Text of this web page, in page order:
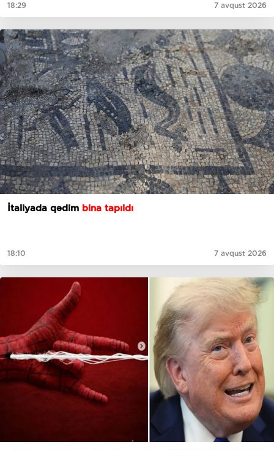
18:29 7 avqust 2026
İtaliyada qədim bina tapıldı
18:10 7 avqust 2026